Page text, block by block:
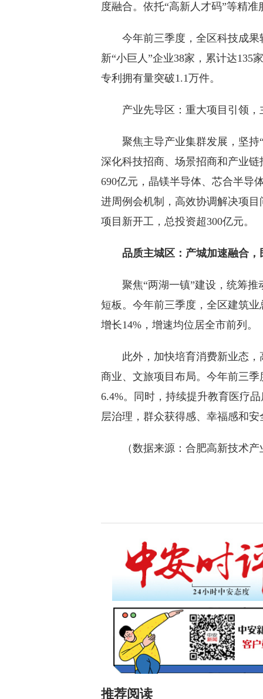
度融合。依托“高新人才码”等精
今年前三季度，全区科技成果
新“小巨人”企业38家，累计达135
专利拥有量突破1.1万件。
产业先导区：重大项目引领，
聚焦主导产业集群发展，坚持“
深化科技招商、场景招商和产业
690亿元，晶镁半导体、芯合半导
进周例会机制，高效协调解决项
项目新开工，总投资超300亿元。
品质主城区：产城加速融合，
聚焦“两湖一镇”建设，统筹推
短板。今年前三季度，全区建筑
增长14%，增速均位居全市前列。
此外，加快培育消费新业态，
商业、文旅项目布局。今年前三
6.4%。同时，持续提升教育医疗
层治理，群众获得感、幸福感和
（数据来源：合肥高新技术产
推荐阅读